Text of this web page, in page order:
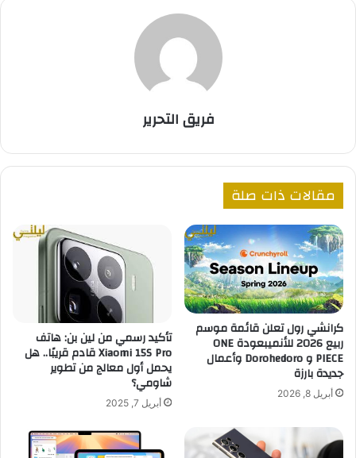
فريق التحرير
مقالات ذات صلة
كرانشي رول تعلن قائمة موسم
ربيع 2026 للأنميبعودة ONE
PIECE و Dorohedoro وأعمال
جديدة بارزة
أبريل 8, 2026
تأكيد رسمي من لين بن: هاتف
Xiaomi 15S Pro قادم قريبًا.. هل
يحمل أول معالج من تطوير
شاومي؟
أبريل 7, 2025